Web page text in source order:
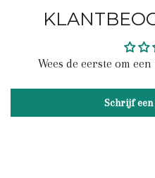
Wees de eerste om
Schrijf